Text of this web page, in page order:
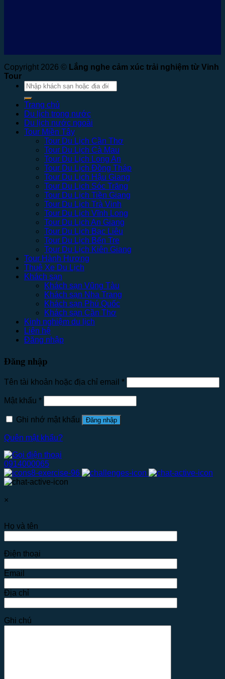
Copyright 2026 © Lắng nghe cảm xúc trải nghiệm từ Vinh
Tour
Tìm
kiếm:
Trang chủ
Du lịch trong nước
Du lịch nước ngoài
Tour Miền Tây
Tour Du Lịch Cần Thơ
Tour Du Lịch Cà Mau
Tour Du Lịch Long An
Tour Du Lịch Đồng Tháp
Tour Du Lịch Hậu Giang
Tour Du Lịch Sóc Trăng
Tour Du Lịch Tiền Giang
Tour Du Lịch Trà Vinh
Tour Du Lịch Vĩnh Long
Tour Du Lịch An Giang
Tour Du Lịch Bạc Liêu
Tour Du Lịch Bến Tre
Tour Du Lịch Kiên Giang
Tour Hành Hương
Thuê Xe Du Lịch
Khách sạn
Khách sạn Vũng Tàu
Khách sạn Nha Trang
Khách sạn Phú Quốc
Khách sạn Cần Thơ
Kinh nghiệm du lịch
Liên hệ
Đăng nhập
Đăng nhập
Tên tài khoản hoặc địa chỉ email *
Mật khẩu *
Ghi nhớ mật khẩu Đăng nhập
Quên mật khẩu?
0914000065
×
Họ và tên
Điện thoại
Email
Địa chỉ
Ghi chú